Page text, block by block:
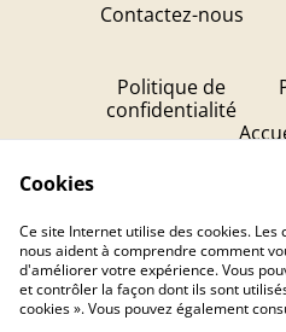
Contactez-nous
Politique de
confidentialité
Flor'alp!
Cookies
Ce site Internet utilise des cookies.
nous aident à comprendre comment
d'améliorer votre expérience. Vous
et contrôler la façon dont ils sont
cookies ». Vous pouvez également